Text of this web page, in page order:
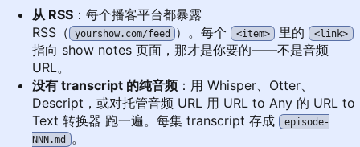
从 RSS ：每个播客平台都暴露
RSS（
yourshow.com/feed ）。每个 <item> 里的 <link>
指向 show notes 页面，那才是你要的——不是音频
URL。
没有 transcript 的纯音频 ：用 Whisper、Otter、
Descript，或对托管音频 URL 用 URL to Any 的 URL to
Text 转换器 跑一遍。每集 transcript 存成
episode-
NNN.md
。